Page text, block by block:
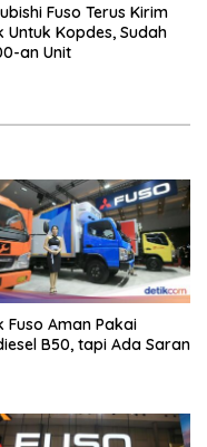
Fuso Terus Kirim
Untuk Kopdes, Sudah
an Unit
Fuso Aman Pakai
B50, tapi Ada Saran